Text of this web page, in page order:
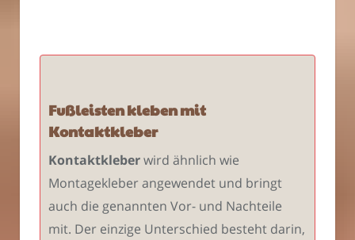
Fußleisten kleben mit
Kontaktkleber
Kontaktkleberwird ähnlich wie
Montagekleber angewendet und bringt
auch die genannten Vor- und Nachteile
mit. Der einzige Unterschied besteht darin,